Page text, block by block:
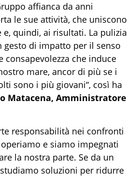
affianca da anni
le sue attività, che uniscono
e, quindi, ai risultati. La pulizia
gesto di impatto per il senso
consapevolezza che induce
mare, ancor di più se i
sono i più giovani“, così ha
Matacena, Amministratore
responsabilità nei confronti
e siamo impegnati
la nostra parte. Se da un
soluzioni per ridurre